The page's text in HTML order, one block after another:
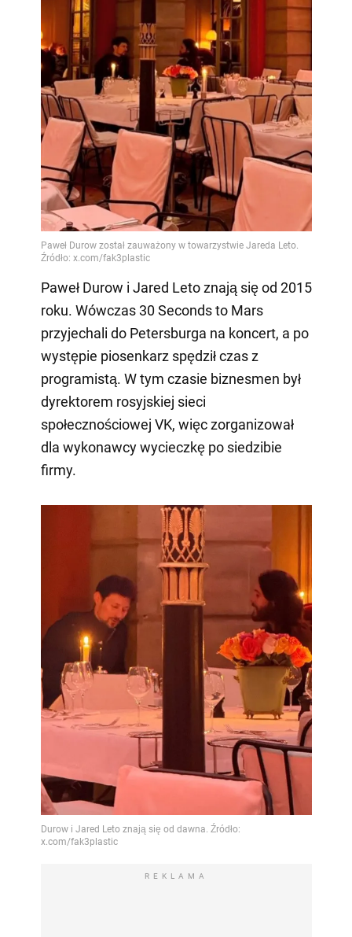
Paweł Durow i Jared Leto znają się od 2015
roku. Wówczas 30 Seconds to Mars
przyjechali do Petersburga na koncert, a po
występie piosenkarz spędził czas z
programistą. W tym czasie biznesmen był
dyrektorem rosyjskiej sieci
społecznościowej VK, więc zorganizował
dla wykonawcy wycieczkę po siedzibie
firmy.
REKLAMA